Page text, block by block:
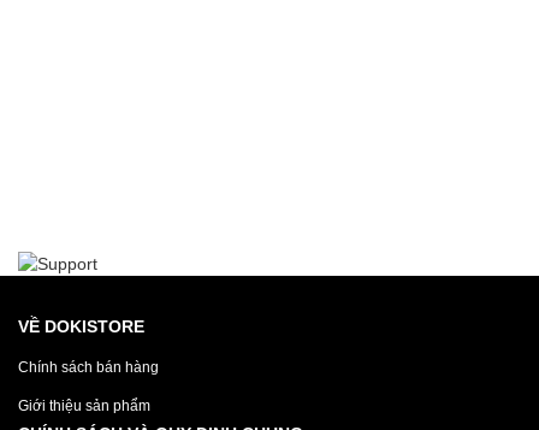
VỀ DOKISTORE
Chính sách bán hàng
Giới thiệu sản phẩm